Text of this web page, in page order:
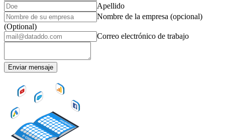
Apellido
Nombre de la empresa (opcional)
(Optional)
Correo electrónico de trabajo
Enviar mensaje